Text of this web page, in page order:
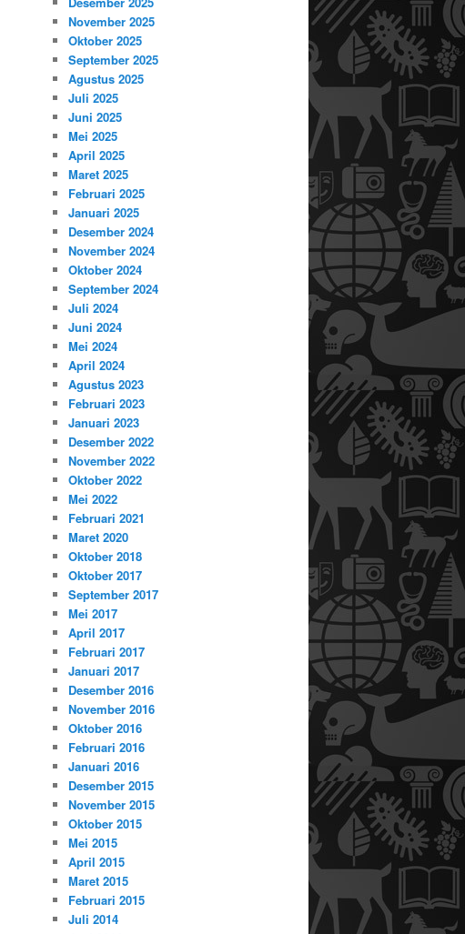
November 2025
Oktober 2025
September 2025
Agustus 2025
Juli 2025
Juni 2025
Mei 2025
April 2025
Maret 2025
Februari 2025
Januari 2025
Desember 2024
November 2024
Oktober 2024
September 2024
Juli 2024
Juni 2024
Mei 2024
April 2024
Agustus 2023
Februari 2023
Januari 2023
Desember 2022
November 2022
Oktober 2022
Mei 2022
Februari 2021
Maret 2020
Oktober 2018
Oktober 2017
September 2017
Mei 2017
April 2017
Februari 2017
Januari 2017
Desember 2016
November 2016
Oktober 2016
Februari 2016
Januari 2016
Desember 2015
November 2015
Oktober 2015
Mei 2015
April 2015
Maret 2015
Februari 2015
Juli 2014